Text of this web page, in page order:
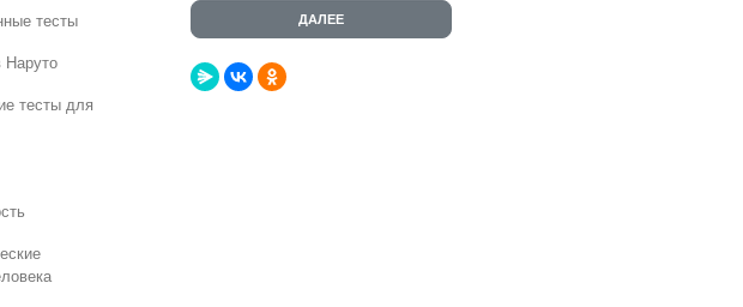
тесты
Наруто
тесты для